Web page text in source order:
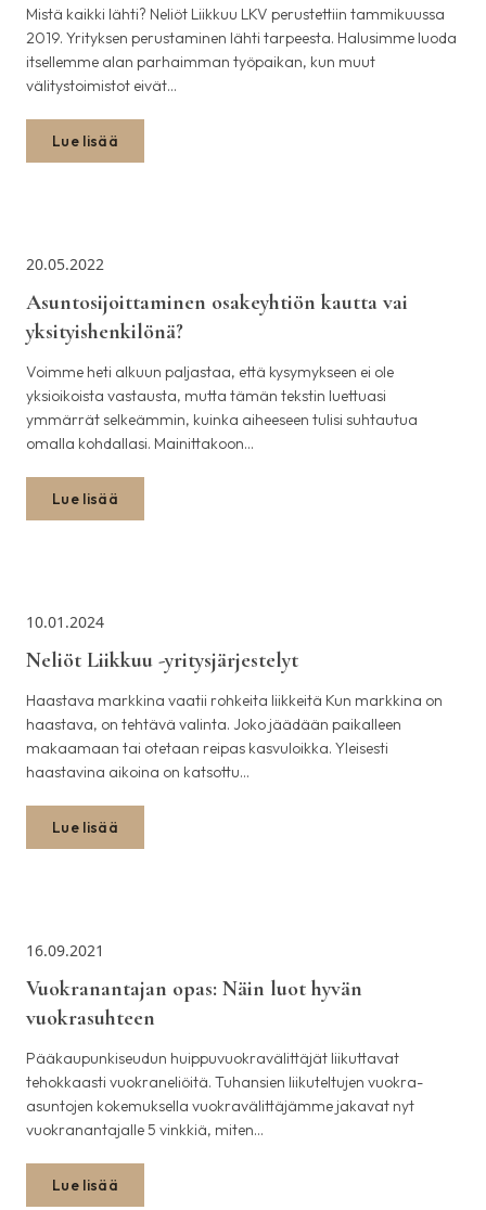
Mistä kaikki lähti? Neliöt Liikkuu LKV perustettiin tammikuussa
2019. Yrityksen perustaminen lähti tarpeesta. Halusimme luoda
itsellemme alan parhaimman työpaikan, kun muut
välitystoimistot eivät…
Lue lisää
20.05.2022
Asuntosijoittaminen osakeyhtiön kautta vai
yksityishenkilönä?
Voimme heti alkuun paljastaa, että kysymykseen ei ole
yksioikoista vastausta, mutta tämän tekstin luettuasi
ymmärrät selkeämmin, kuinka aiheeseen tulisi suhtautua
omalla kohdallasi. Mainittakoon…
Lue lisää
10.01.2024
Neliöt Liikkuu -yritysjärjestelyt
Haastava markkina vaatii rohkeita liikkeitä Kun markkina on
haastava, on tehtävä valinta. Joko jäädään paikalleen
makaamaan tai otetaan reipas kasvuloikka. Yleisesti
haastavina aikoina on katsottu…
Lue lisää
16.09.2021
Vuokranantajan opas: Näin luot hyvän
vuokrasuhteen
Pääkaupunkiseudun huippuvuokravälittäjät liikuttavat
tehokkaasti vuokraneliöitä. Tuhansien liikuteltujen vuokra-
asuntojen kokemuksella vuokravälittäjämme jakavat nyt
vuokranantajalle 5 vinkkiä, miten…
Lue lisää